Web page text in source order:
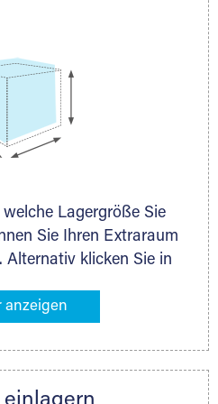
Lagergröße Sie
Sie Ihren Extraraum
Alternativ klicken Sie in
Sie einlagern möchten –
Ihnen Ihr Extraraum